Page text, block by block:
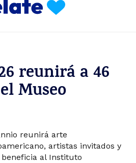
reunirá a 46
Museo
reunirá arte
artistas invitados y
al Instituto